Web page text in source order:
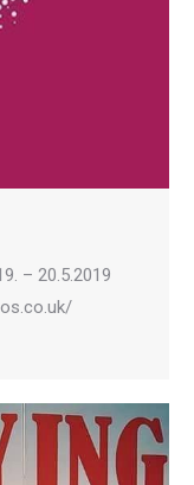
– 20.5.2019